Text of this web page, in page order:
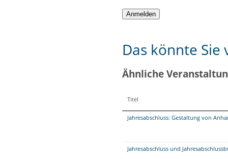
Das könnte
Ähnliche
Titel
Jahresabschluss: Gestaltung von
Jahresabschluss und